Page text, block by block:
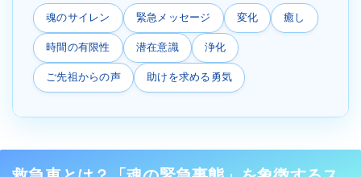
魂のサイレン 緊急メッセージ 変化 癒し
時間の有限性 潜在意識 浄化
ご先祖からの声 助けを求める勇気